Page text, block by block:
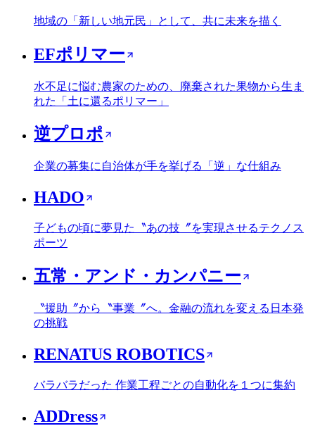
地域の「新しい地元民」として、共に未来を描く
EFポリマー
水不足に悩む農家のための、廃棄された果物から生ま
れた「土に還るポリマー」
逆プロポ
企業の募集に自治体が手を挙げる「逆」な仕組み
HADO
子どもの頃に夢見た〝あの技〞を実現させるテクノス
ポーツ
五常・アンド・カンパニー
〝援助〞から〝事業〞へ。金融の流れを変える日本発
の挑戦
RENATUS ROBOTICS
バラバラだった 作業工程ごとの自動化を１つに集約
ADDress